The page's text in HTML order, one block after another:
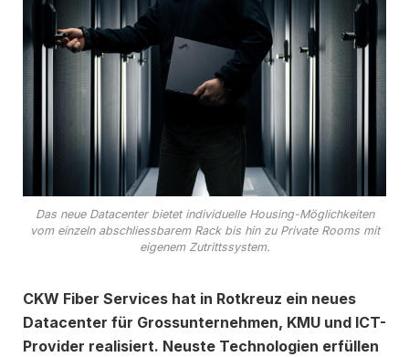
Das neue Datacenter bietet individuelle Housing-Möglichkeiten
vom einzeln abschliessbarem Rack bis hin zu Private Rooms mit
eigenem Zutrittssystem.
CKW Fiber Services hat in Rotkreuz ein neues
Datacenter für Grossunternehmen, KMU und ICT-
Provider realisiert. Neuste Technologien erfüllen